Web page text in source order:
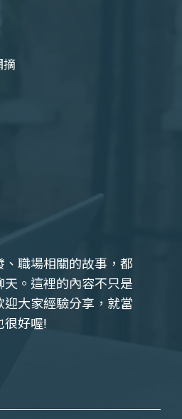
摘
職場相關的故事，都
。這裡的內容不只是
迎大家經驗分享，就當
很好喔!